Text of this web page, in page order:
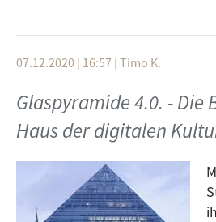
kommen sie her? Was genau ist
beschäftigen?
07.12.2020 | 16:57 | Timo K.
Glaspyramide 4.0. - Die
Haus der digitalen